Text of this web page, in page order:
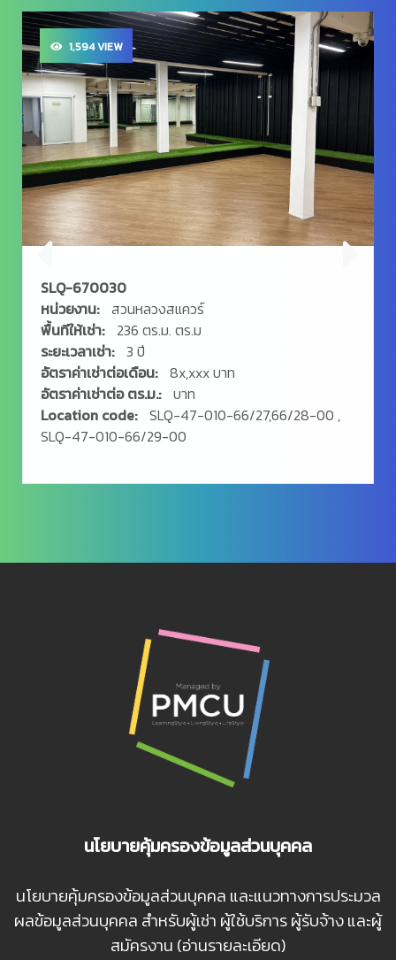
2,193 VIEW
SLQ-670036
หน่วยงาน: สวนหลวงสแควร์
พื้นทีให้เช่า: 98 ตร.ม. ตร.ม
ระยะเวลาเช่า:
อัตราค่าเช่าต่อเดือน: 3x,xxx บาท
อัตราค่าเช่าต่อ ตร.ม.:
Location code: SLQ-47-011-66/17-00
นโยบายคุ้มครองข้อมูลส่วนบุคคล
นโยบายคุ้มครองข้อมูลส่วนบุคคล และแนวทางการประมวล
ผลข้อมูลส่วนบุคคล สำหรับผู้เช่า ผู้ใช้บริการ ผู้รับจ้าง และผู้
สมัครงาน (อ่านรายละเอียด)